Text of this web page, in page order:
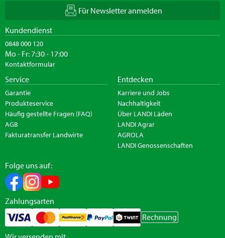
Für Newsletter anmelden
Kundendienst
0848 000 120
Mo - Fr: 7:30 - 17:00
Kontaktformular
Service
Garantie
Produkteservice
Häufig gestellte Fragen (FAQ)
AGB
Fakturatransfer Landwirte
Entdecken
Karriere und Jobs
Nachhaltigkeit
Über LANDI Läden
LANDI Agrar
AGROLA
LANDI Genossenschaften
Folge uns auf:
Zahlungsarten
Rechnung